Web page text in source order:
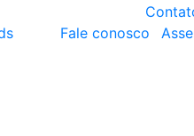
Fale conosco